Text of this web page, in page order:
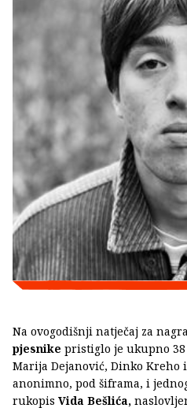
Na ovogodišnji natječaj za
pjesnike pristiglo je ukupno
Marija Dejanović, Dinko Kreho
anonimno, pod šiframa, i
rukopis Vida Bešlića,